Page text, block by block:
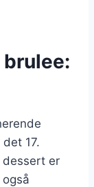
17.
dessert er